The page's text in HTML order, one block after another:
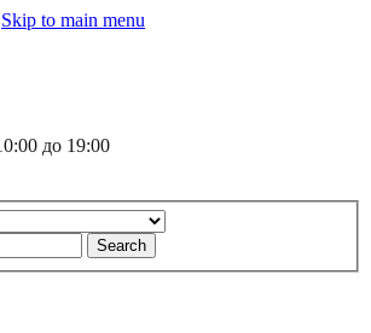
Skip to main menu
до 19:00
Search